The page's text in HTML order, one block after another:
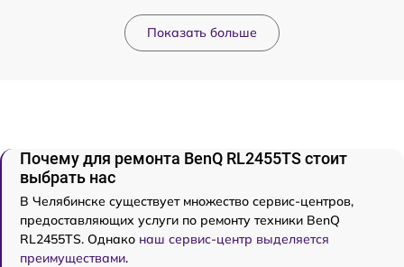
Показать больше
Почему для ремонта BenQ RL2455TS стоит
выбрать нас
В Челябинске существует множество сервис-центров,
предоставляющих услуги по ремонту техники BenQ
RL2455TS. Однако наш сервис-центр выделяется
преимуществами.